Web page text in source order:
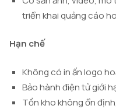
triển khai quảng cáo
Hạn chế
Không có in ấn logo
Bảo hành điện tử giới
Tồn kho không ổn